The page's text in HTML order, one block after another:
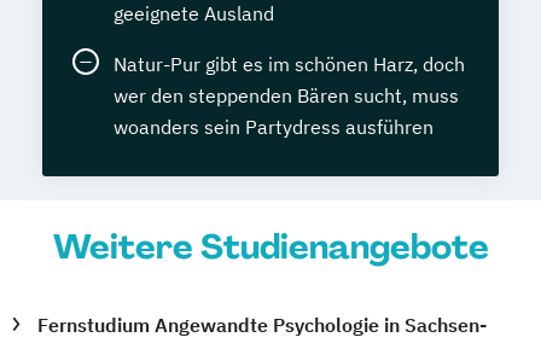
geeignete Ausland
Natur-Pur gibt es im schönen Harz, doch
wer den steppenden Bären sucht, muss
woanders sein Partydress ausführen
Weitere Studienangebote
Fernstudium Angewandte Psychologie in Sachsen-